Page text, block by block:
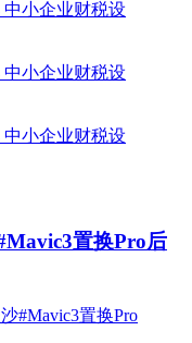
置换Pro后